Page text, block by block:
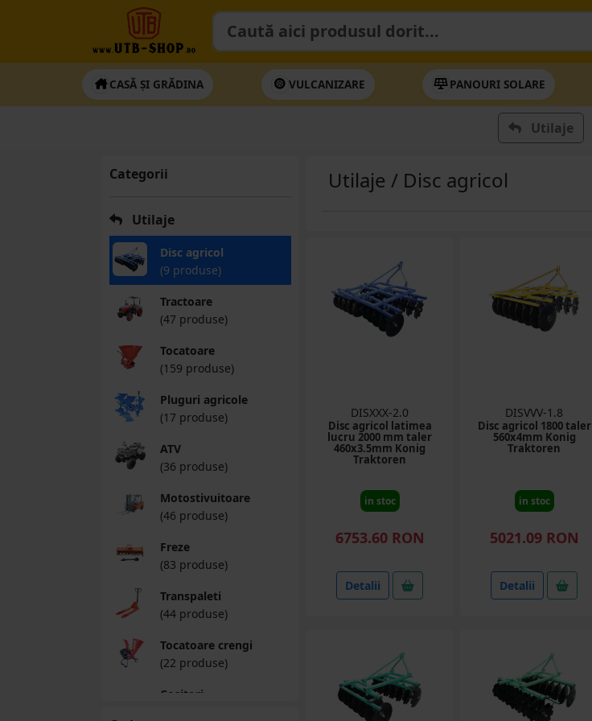
CASĂ ȘI GRĂDINA VULCANIZARE PANOURI SOLARE
Utilaje
Categorii
Utilaje
Disc agricol
(9 produse)
Tractoare
(47 produse)
Tocatoare
(159 produse)
Pluguri agricole
(17 produse)
ATV
(36 produse)
Motostivuitoare
(46 produse)
Freze
(83 produse)
Transpaleti
(44 produse)
Tocatoare crengi
(22 produse)
Cositori
Utilaje / Disc agricol
DISXXX-2.0
Disc agricol latimea
lucru 2000 mm taler
460x3.5mm Konig
Traktoren
in stoc
6753.60 RON
Detalii
DISVVV-1.8
Disc agricol 1800 taler
560x4mm Konig
Traktoren
in stoc
5021.09 RON
Detalii